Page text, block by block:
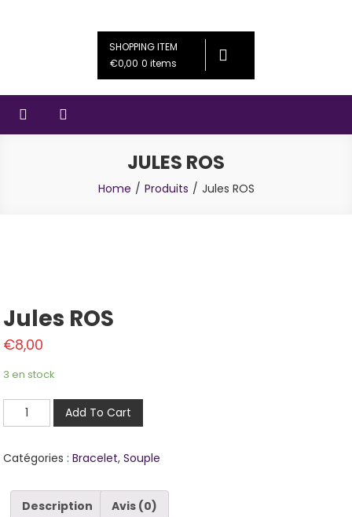
Couleursféériques
SHOPPING ITEM
€0,00 0 items
JULES ROS
Home Produits Jules ROS
Jules ROS
€8,00
3 en stock
quantité
de
Add To Cart
Catégories :Bracelet,Souple
Description Avis (0)